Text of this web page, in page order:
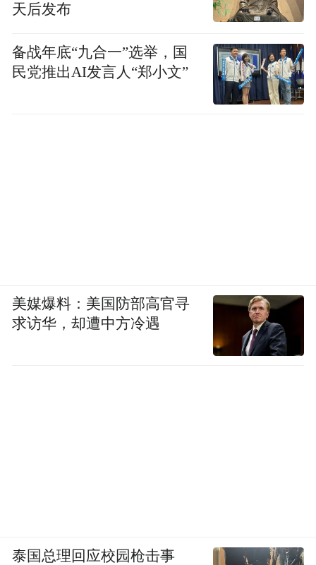
天后发布
备战年底“九合一”选举，国
民党推出AI发言人“郑小文”
美媒爆料：美国防部高官寻
求访华，却遭中方冷遇
泰国总理回应校园枪击事